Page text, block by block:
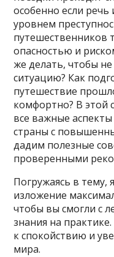
особенно если речь
уровнем
путешественников
опасностью и
же делать, чтобы
ситуацию? Как
путешествие
комфортно? В этой
все важные
страны с
дадим полезные
проверенными
Погружаясь в тему,
изложение
чтобы вы смогли с
знания на
к спокойствию и
мира.